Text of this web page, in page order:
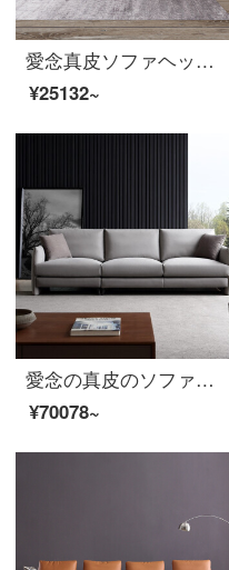
愛念真皮ソファヘッド層牛革三人の北欧サイズの回転角ソファセットはシンプルで現代客間家具1901葃深灰色【頭層ナパ/ダウンジャケット】シングルランキングです。
¥25132~
愛念の真皮のソファーの小型タイプ三人のイタリア式軽い贅沢な頭の階の牛皮の回転角のソファーの組み合わせは簡単に現代の客間の家具1902〓灰色【砂の真皮をつぶします/羽毛の柔らかい包み】2.1メートルの三人+足を踏みます
¥70078~